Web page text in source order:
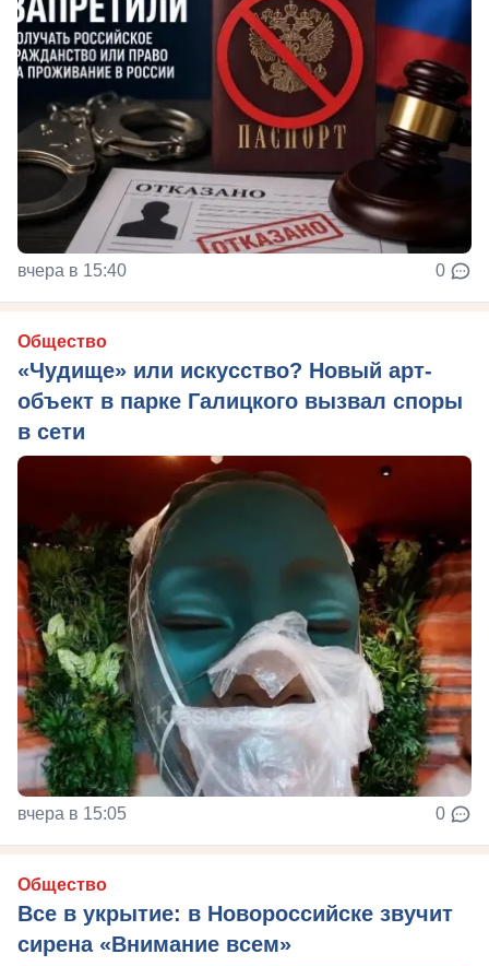
вчера в 15:40 0
Общество
«Чудище» или искусство? Новый арт-
объект в парке Галицкого вызвал споры
в сети
вчера в 15:05 0
Общество
Все в укрытие: в Новороссийске звучит
сирена «Внимание всем»